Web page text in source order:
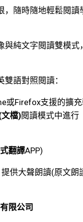
，隨時隨地輕鬆閱讀
與純文字閱讀雙模式
語對照閱讀：
或Firefox支援的擴
文檔)閱讀模式中進行
翻譯APP)
供大聲朗讀(原文朗
限公司